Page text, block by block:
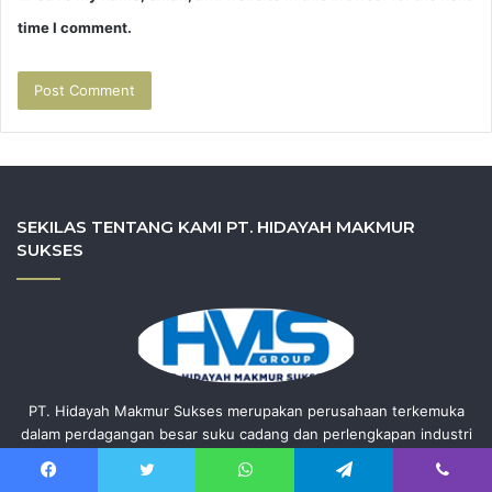
time I comment.
SEKILAS TENTANG KAMI PT. HIDAYAH MAKMUR
SUKSES
PT. Hidayah Makmur Sukses merupakan perusahaan terkemuka
dalam perdagangan besar suku cadang dan perlengkapan industri
yang bergerak dalam bidang Sistem Otomasi Industri, Komponen
Listrik, Sistem Pneumatik, Hidrolik dan Kontrol Sistem. Perusahaan